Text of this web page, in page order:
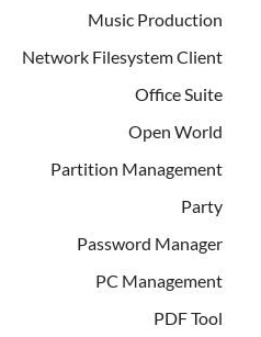
Music Production
Network Filesystem Client
Office Suite
Open World
Partition Management
Party
Password Manager
PC Management
PDF Tool